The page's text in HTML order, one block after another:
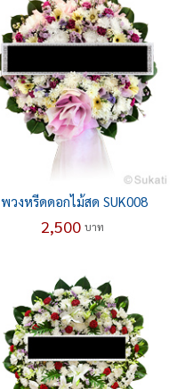
พวงหรีดดอกไม้สด SUK008
2,500 บาท